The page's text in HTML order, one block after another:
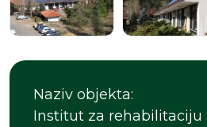
Naziv objekta:
Institut za rehabilitaciju